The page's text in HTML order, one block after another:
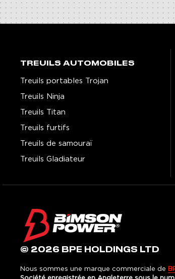
TREUILS AUTOMOBILES
Treuils portables Trojan
Treuils Ninja
Treuils Titan
Treuils furtifs
Treuils de samouraï
Treuils Gladiateur
© 2026 BPE HOLDINGS LTD
Nous sommes une marque commerciale de